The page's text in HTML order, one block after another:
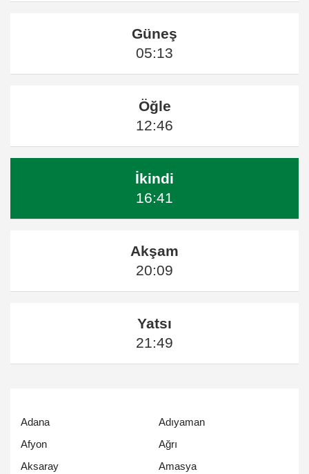
Güneş
05:13
Öğle
12:46
İkindi
16:41
Akşam
20:09
Yatsı
21:49
Adana
Adıyaman
Afyon
Ağrı
Aksaray
Amasya